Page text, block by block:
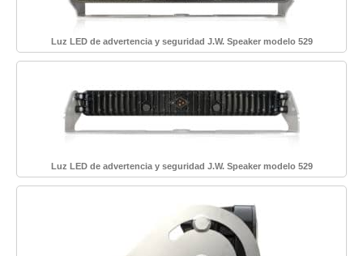
Luz LED de advertencia y seguridad J.W. Speaker modelo 529
Luz LED de advertencia y seguridad J.W. Speaker modelo 529